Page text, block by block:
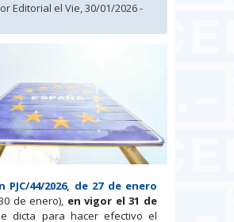
Editorial el Vie, 30/01/2026 -
PJC/44/2026, de 27 de enero
de enero), en vigor el 31 de
dicta para hacer efectivo el